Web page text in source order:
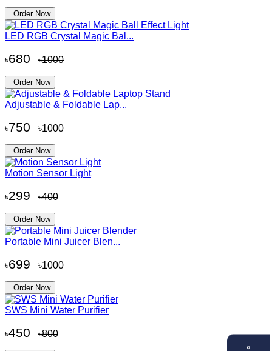
Order Now
LED RGB Crystal Magic Bal...
৳680 ৳1000
Order Now
Adjustable & Foldable Lap...
৳750 ৳1000
Order Now
Motion Sensor Light
৳299 ৳400
Order Now
Portable Mini Juicer Blen...
৳699 ৳1000
Order Now
SWS Mini Water Purifier
৳450 ৳800